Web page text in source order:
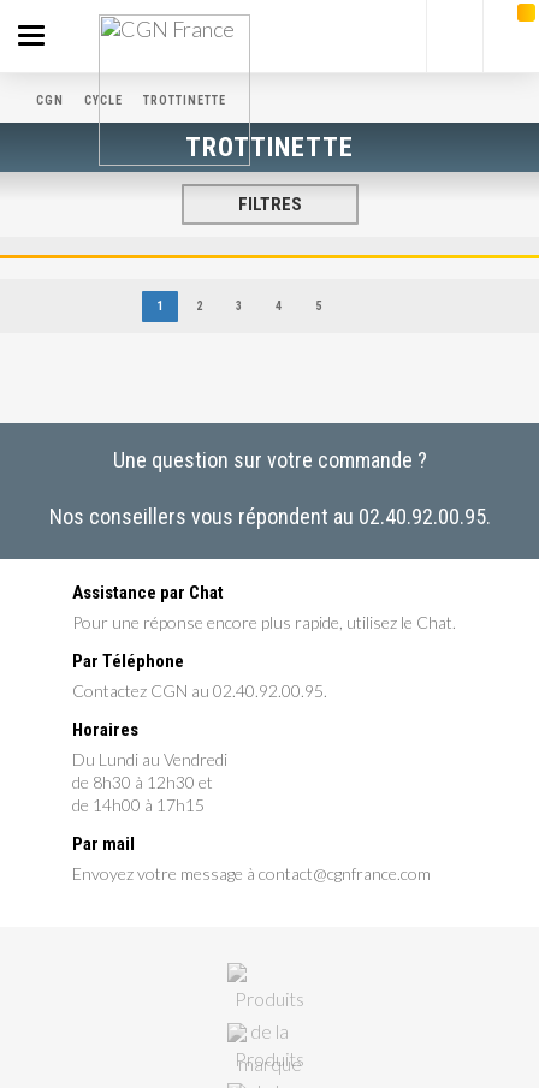
Toggle
navigation
CGN CYCLE TROTTINETTE
TROTTINETTE
FILTRES
1 2 3 4 5
Une question sur votre commande ?
Nos conseillers vous répondent au 02.40.92.00.95.
Assistance par Chat
Pour une réponse encore plus rapide, utilisez le Chat.
Par Téléphone
Contactez CGN au 02.40.92.00.95.
Horaires
Du Lundi au Vendredi
de 8h30 à 12h30 et
de 14h00 à 17h15
Par mail
Envoyez votre message à contact@cgnfrance.com